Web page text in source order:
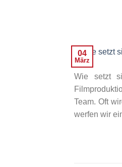
04
März
Wie setzt
Team. Oft
werfen wir